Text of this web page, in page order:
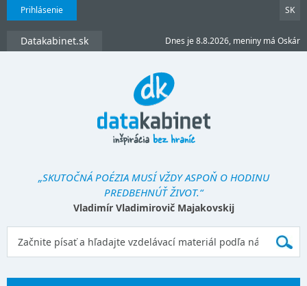
Prihlásenie SK
Datakabinet.sk Dnes je 8.8.2026, meniny má Oskár
„SKUTOČNÁ POÉZIA MUSÍ VŽDY ASPOŇ O HODINU
PREDBEHNÚŤ ŽIVOT.“
Vladimír Vladimirovič Majakovskij